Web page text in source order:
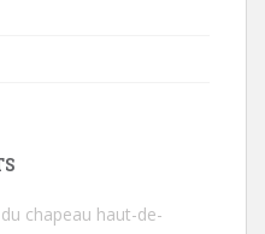
chapeau haut-de-